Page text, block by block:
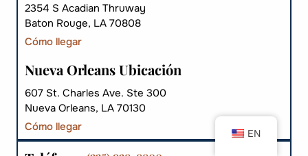
2354 S Acadian Thruway
Baton Rouge, LA 70808
Cómo llegar
Nueva Orleans Ubicación
607 St. Charles Ave. Ste 300
Nueva Orleans, LA 70130
Cómo llegar
EN